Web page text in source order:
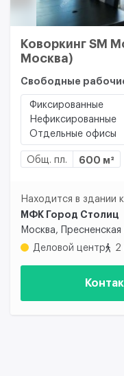
Коворкинг SM
Москва)
Свободные
Фиксированные
Нефиксированные
Отдельные офисы
Общ. пл. 600 м²
Находится в здании
МФК Город Столиц
Москва,
Деловой центр
2